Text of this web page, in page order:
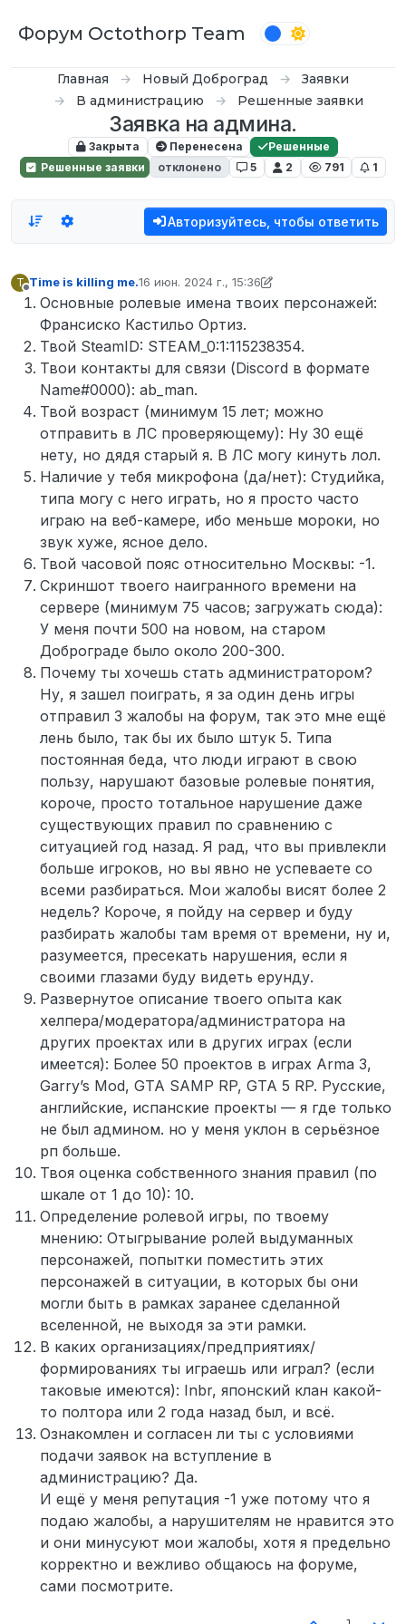
Форум Octothorp Team
Главная Новый Доброград
Заявки
В администрацию
Решенные заявки
Заявка на админа.
Закрыта Перенесена
Решенные
Решенные заявки
отклонено 5 2 791 1
Авторизуйтесь, чтобы ответить
T
Не в сети
Time is killing me.16 июн. 2024 г., 15:36
отредактировано VONDIK
Основные ролевые имена твоих персонажей:
Франсиско Кастильо Ортиз.
Твой SteamID: STEAM_0:1:115238354.
Твои контакты для связи (Discord в формате
Name#0000): ab_man.
Твой возраст (минимум 15 лет; можно
отправить в ЛС проверяющему): Ну 30 ещё
нету, но дядя старый я. В ЛС могу кинуть лол.
Наличие у тебя микрофона (да/нет): Студийка,
типа могу с него играть, но я просто часто
играю на веб-камере, ибо меньше мороки, но
звук хуже, ясное дело.
Твой часовой пояс относительно Москвы: -1.
Скриншот твоего наигранного времени на
сервере (минимум 75 часов; загружать сюда):
У меня почти 500 на новом, на старом
Доброграде было около 200-300.
Почему ты хочешь стать администратором?
Ну, я зашел поиграть, я за один день игры
отправил 3 жалобы на форум, так это мне ещё
лень было, так бы их было штук 5. Типа
постоянная беда, что люди играют в свою
пользу, нарушают базовые ролевые понятия,
короче, просто тотальное нарушение даже
существующих правил по сравнению с
ситуацией год назад. Я рад, что вы привлекли
больше игроков, но вы явно не успеваете со
всеми разбираться. Мои жалобы висят более 2
недель? Короче, я пойду на сервер и буду
разбирать жалобы там время от времени, ну и,
разумеется, пресекать нарушения, если я
своими глазами буду видеть ерунду.
Развернутое описание твоего опыта как
хелпера/модератора/администратора на
других проектах или в других играх (если
имеется): Более 50 проектов в играх Arma 3,
Garry’s Mod, GTA SAMP RP, GTA 5 RP. Русские,
английские, испанские проекты — я где только
не был админом. но у меня уклон в серьёзное
рп больше.
Твоя оценка собственного знания правил (по
шкале от 1 до 10): 10.
Определение ролевой игры, по твоему
мнению: Отыгрывание ролей выдуманных
персонажей, попытки поместить этих
персонажей в ситуации, в которых бы они
могли быть в рамках заранее сделанной
вселенной, не выходя за эти рамки.
В каких организациях/предприятиях/
формированиях ты играешь или играл? (если
таковые имеются): Inbr, японский клан какой-
то полтора или 2 года назад был, и всё.
Ознакомлен и согласен ли ты с условиями
подачи заявок на вступление в
администрацию? Да.
И ещё у меня репутация -1 уже потому что я
подаю жалобы, а нарушителям не нравится это
и они минусуют мои жалобы, хотя я предельно
корректно и вежливо общаюсь на форуме,
сами посмотрите.